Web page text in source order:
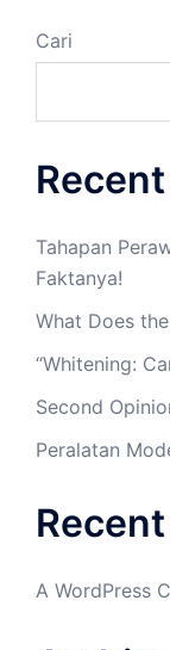
Cari
Tahapan
Faktanya!
What Does
“Whitening:
Second
Peralatan
A WordPress